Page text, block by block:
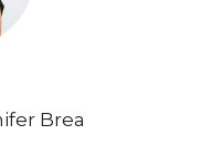
프던 사람들이 유튜
한 집단으로서 드
상과 씨름한다는 뜻
Brea